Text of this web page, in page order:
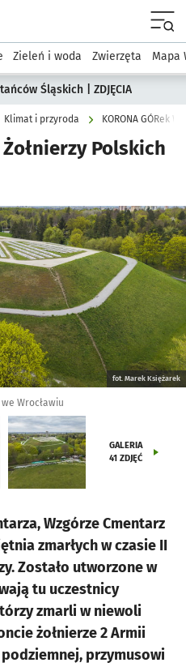
podserwis: Środowisko we
Zieleń i woda Zwierzęta Mapa
Śląskich | ZDJĘCIA
Klimat i przyroda KORONA GÓRek
Polskich
fot. Marek Księżarek
Wrocławiu
GALERIA
41 ZDJĘĆ
Wzgórze Cmentarz
zmarłych w czasie II
Zostało utworzone w
tu uczestnicy
zmarli w niewoli
żołnierze 2 Armii
przymusowi